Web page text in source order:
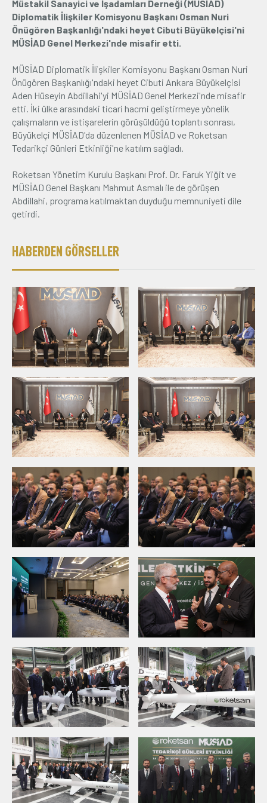
Üyelik
İletişim Hakkımızda Galeri
Müstakil Sanayici ve İşadamları Derneği (MÜSİAD)
Diplomatik İlişkiler Komisyonu Başkanı Osman Nuri
Önügören Başkanlığı'ndaki heyet Cibuti Büyükelçisi'ni
MÜSİAD Genel Merkezi'nde misafir etti.
MÜSİAD Diplomatik İlişkiler Komisyonu Başkanı Osman Nuri
Önügören Başkanlığı'ndaki heyet Cibuti Ankara Büyükelçisi
Aden Hüseyin Abdillahi'yi MÜSİAD Genel Merkezi'nde misafir
etti. İki ülke arasındaki ticari hacmi geliştirmeye yönelik
çalışmaların ve istişarelerin görüşüldüğü toplantı sonrası,
Büyükelçi MÜSİAD'da düzenlenen MÜSİAD ve Roketsan
Tedarikçi Günleri Etkinliği'ne katılım sağladı.
Roketsan Yönetim Kurulu Başkanı Prof. Dr. Faruk Yiğit ve
MÜSİAD Genel Başkanı Mahmut Asmalı ile de görüşen
Abdillahi, programa katılmaktan duyduğu memnuniyeti dile
getirdi.
HABERDEN GÖRSELLER